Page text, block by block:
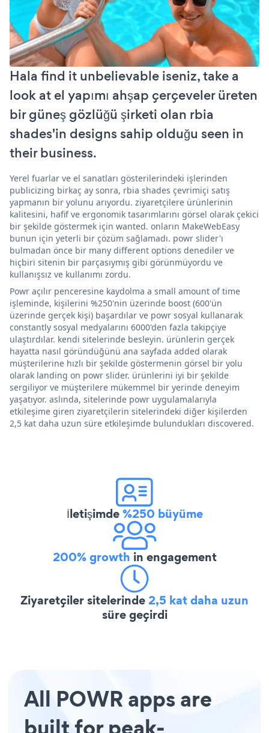
Hala find it unbelievable iseniz, take a
look at el yapımı ahşap çerçeveler üreten
bir güneş gözlüğü şirketi olan rbia
shades'in designs sahip olduğu seen in
their business.
Yerel fuarlar ve el sanatları gösterilerindeki işlerinden
publicizing birkaç ay sonra, rbia shades çevrimiçi satış
yapmanın bir yolunu arıyordu. ziyaretçilere ürünlerinin
kalitesini, hafif ve ergonomik tasarımlarını görsel olarak çekici
bir şekilde göstermek için wanted. onların MakeWebEasy
bunun için yeterli bir çözüm sağlamadı. powr slider'ı
bulmadan önce bir many different options denediler ve
hiçbiri sitenin bir parçasıymış gibi görünmüyordu ve
kullanışsız ve kullanımı zordu.
Powr açılır penceresine kaydolma a small amount of time
işleminde, kişilerini %250'nin üzerinde boost (600'ün
üzerinde gerçek kişi) başardılar ve powr sosyal kullanarak
constantly sosyal medyalarını 6000'den fazla takipçiye
ulaştırdılar. kendi sitelerinde besleyin. ürünlerin gerçek
hayatta nasıl göründüğünü ana sayfada added olarak
müşterilerine hızlı bir şekilde göstermenin görsel bir yolu
olarak landing on powr slider. ürünlerini iyi bir şekilde
sergiliyor ve müşterilere mükemmel bir yerinde deneyim
yaşatıyor. aslında, sitelerinde powr uygulamalarıyla
etkileşime giren ziyaretçilerin sitelerindeki diğer kişilerden
2,5 kat daha uzun süre etkileşimde bulundukları discovered.
İletişimde%250 büyüme
200% growth in engagement
Ziyaretçiler sitelerinde2,5 kat daha uzun
süre geçirdi
All POWR apps are